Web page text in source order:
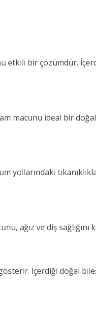
etkili bir çözümdür.
macunu ideal bir
ağız ve diş
İçerdiği doğal